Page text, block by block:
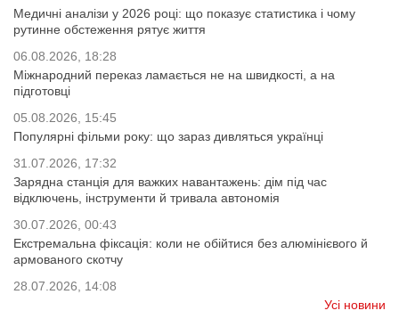
Медичні аналізи у 2026 році: що показує статистика і чому
рутинне обстеження рятує життя
06.08.2026, 18:28
Міжнародний переказ ламається не на швидкості, а на
підготовці
05.08.2026, 15:45
Популярні фільми року: що зараз дивляться українці
31.07.2026, 17:32
Зарядна станція для важких навантажень: дім під час
відключень, інструменти й тривала автономія
30.07.2026, 00:43
Екстремальна фіксація: коли не обійтися без алюмінієвого й
армованого скотчу
28.07.2026, 14:08
Усі новини